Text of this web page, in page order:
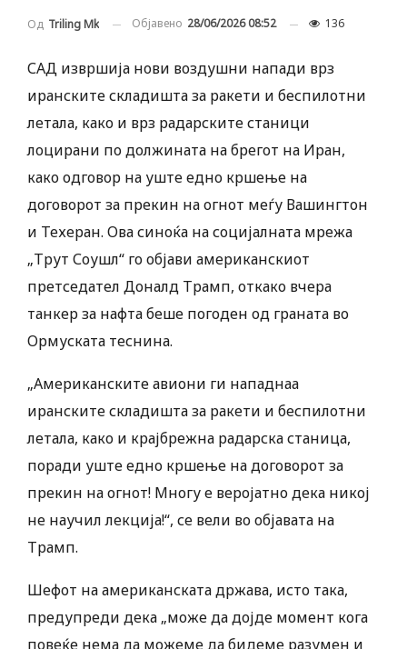
Од Triling Mk Објавено 28/06/2026 08:52 136
САД извршија нови воздушни напади врз
иранските складишта за ракети и беспилотни
летала, како и врз радарските станици
лоцирани по должината на брегот на Иран,
како одговор на уште едно кршење на
договорот за прекин на огнот меѓу Вашингтон
и Техеран. Ова синоќа на социјалната мрежа
„Трут Соушл“ го објави американскиот
претседател Доналд Трамп, откако вчера
танкер за нафта беше погоден од граната во
Ормуската теснина.
„Американските авиони ги нападнаа
иранските складишта за ракети и беспилотни
летала, како и крајбрежна радарска станица,
поради уште едно кршење на договорот за
прекин на огнот! Многу е веројатно дека никој
не научил лекција!“, се вели во објавата на
Трамп.
Шефот на американската држава, исто така,
предупреди дека „може да дојде момент кога
повеќе нема да можеме да бидеме разумен и